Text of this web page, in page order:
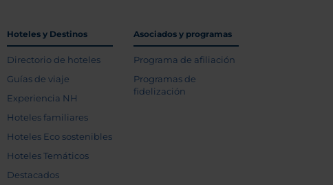
Hoteles y Destinos
Directorio de hoteles
Guías de viaje
Experiencia NH
Hoteles familiares
Hoteles Eco sostenibles
Hoteles Temáticos
Destacados
Asociados y programas
Programa de afiliación
Programas de
fidelización